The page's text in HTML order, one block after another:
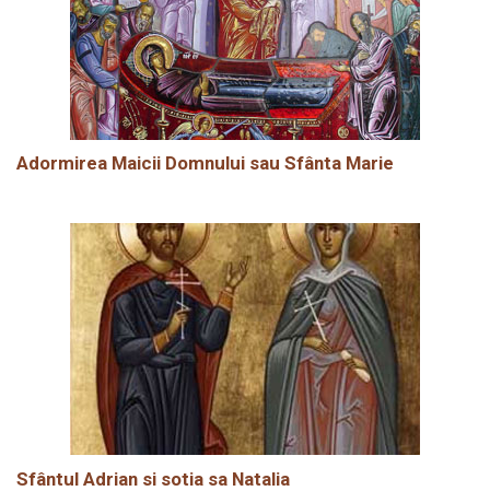
Adormirea Maicii Domnului sau Sfânta Marie
Sfântul Adrian si sotia sa Natalia